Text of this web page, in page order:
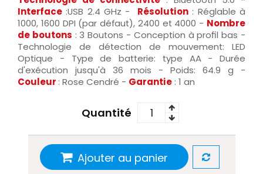
Interface :USB 2.4 GHz - Résolution : Réglable à
1000, 1600 DPI (par défaut), 2400 et 4000 - Nombre
de boutons : 3 Boutons - Conception à profil bas -
Technologie de détection de mouvement: LED
Optique - Type de batterie: type AA - Durée
d'exécution jusqu'à 36 mois - Poids: 64.9 g -
Couleur : Rose Cendré - Garantie : 1 an
Quantité
Ajouter au panier